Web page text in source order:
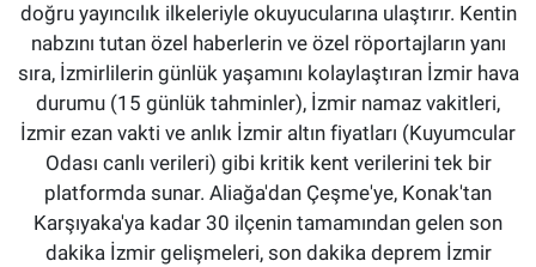
doğru yayıncılık ilkeleriyle okuyucularına ulaştırır. Kentin
nabzını tutan özel haberlerin ve özel röportajların yanı
sıra, İzmirlilerin günlük yaşamını kolaylaştıran İzmir hava
durumu (15 günlük tahminler), İzmir namaz vakitleri,
İzmir ezan vakti ve anlık İzmir altın fiyatları (Kuyumcular
Odası canlı verileri) gibi kritik kent verilerini tek bir
platformda sunar. Aliağa'dan Çeşme'ye, Konak'tan
Karşıyaka'ya kadar 30 ilçenin tamamından gelen son
dakika İzmir gelişmeleri, son dakika deprem İzmir